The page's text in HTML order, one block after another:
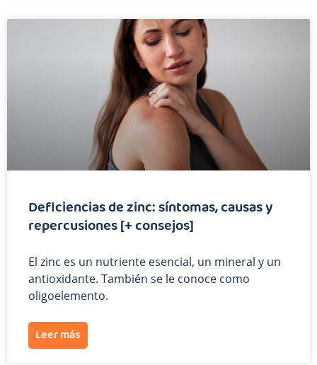
Deficiencias de zinc: síntomas, causas y
repercusiones [+ consejos]
El zinc es un nutriente esencial, un mineral y un
antioxidante. También se le conoce como
oligoelemento.
Leer más